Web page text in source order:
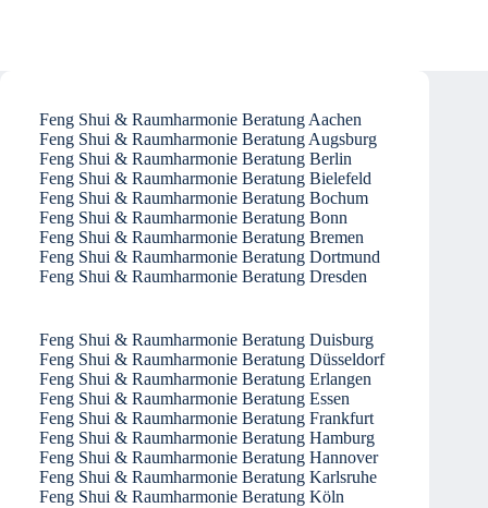
Feng Shui & Raumharmonie Beratung Aachen
Feng Shui & Raumharmonie Beratung Augsburg
Feng Shui & Raumharmonie Beratung Berlin
Feng Shui & Raumharmonie Beratung Bielefeld
Feng Shui & Raumharmonie Beratung Bochum
Feng Shui & Raumharmonie Beratung Bonn
Feng Shui & Raumharmonie Beratung Bremen
Feng Shui & Raumharmonie Beratung Dortmund
Feng Shui & Raumharmonie Beratung Dresden
Feng Shui & Raumharmonie Beratung Duisburg
Feng Shui & Raumharmonie Beratung Düsseldorf
Feng Shui & Raumharmonie Beratung Erlangen
Feng Shui & Raumharmonie Beratung Essen
Feng Shui & Raumharmonie Beratung Frankfurt
Feng Shui & Raumharmonie Beratung Hamburg
Feng Shui & Raumharmonie Beratung Hannover
Feng Shui & Raumharmonie Beratung Karlsruhe
Feng Shui & Raumharmonie Beratung Köln